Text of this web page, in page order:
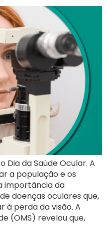
Dia da Saúde Ocular. A
a população e os
importância da
doenças oculares que,
à perda da visão. A
(OMS) revelou que,